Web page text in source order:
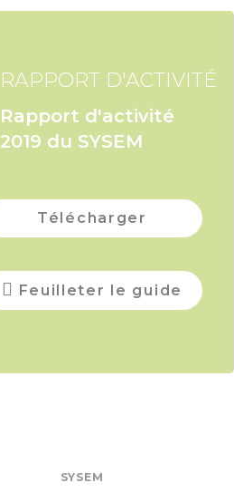
RAPPORT D'ACTIVITÉ
Rapport d'activité
2019 du SYSEM
Feuilleter le guide
Télécharger
SYSEM